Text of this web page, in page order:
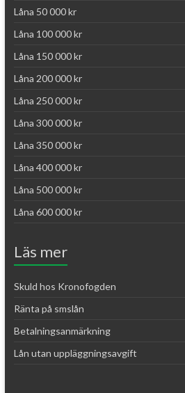
Låna 50 000 kr
Låna 100 000 kr
Låna 150 000 kr
Låna 200 000 kr
Låna 250 000 kr
Låna 300 000 kr
Låna 350 000 kr
Låna 400 000 kr
Låna 500 000 kr
Låna 600 000 kr
Läs mer
Skuld hos Kronofogden
Ränta på smslån
Betalningsanmärkning
Lån utan uppläggningsavgift